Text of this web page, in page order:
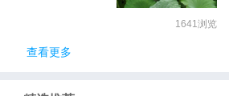
岔路，既来之则安
（香河的地方神），
身照和车旅辛苦，我
1641浏览
查看更多